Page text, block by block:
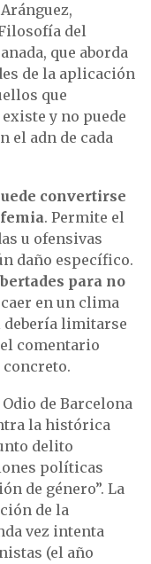
del
que aborda
de la aplicación
que
y no puede
el adn de cada
convertirse
. Permite el
u ofensivas
daño específico.
para no
en un clima
limitarse
comentario
de Barcelona
la histórica
delito
políticas
de género”. La
de la
vez intenta
(el año